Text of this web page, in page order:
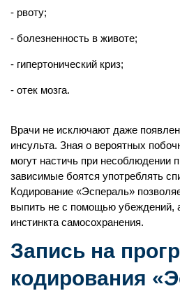
рвоту;
болезненность в животе;
гипертонический криз;
отек мозга.
Врачи не исключают даже
инсульта. Зная о вероятных
могут настичь при несоблюдении
зависимые боятся употреблять
Кодирование «Эспераль»
выпить не с помощью убеждений,
инстинкта самосохранения.
Запись на
кодирования